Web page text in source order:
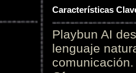
Características
Playbun AI
lenguaje
comunicación.